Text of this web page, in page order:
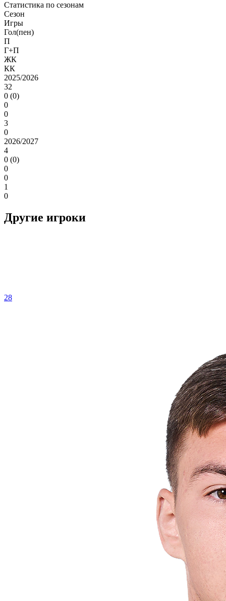
Статистика по сезонам
Сезон
Игры
Гол(пен)
П
Г+П
ЖК
КК
2025/2026
32
0 (0)
0
0
3
0
2026/2027
4
0 (0)
0
0
1
0
Другие игроки
28